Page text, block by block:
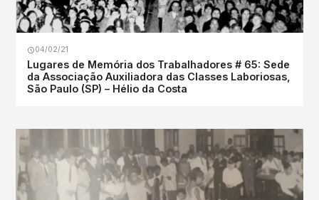
04/02/21
Lugares de Memória dos Trabalhadores # 65: Sede
da Associação Auxiliadora das Classes Laboriosas,
São Paulo (SP) – Hélio da Costa